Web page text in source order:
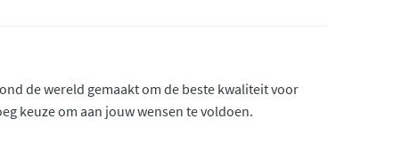
de wereld gemaakt om de beste kwaliteit voor
keuze om aan jouw wensen te voldoen.